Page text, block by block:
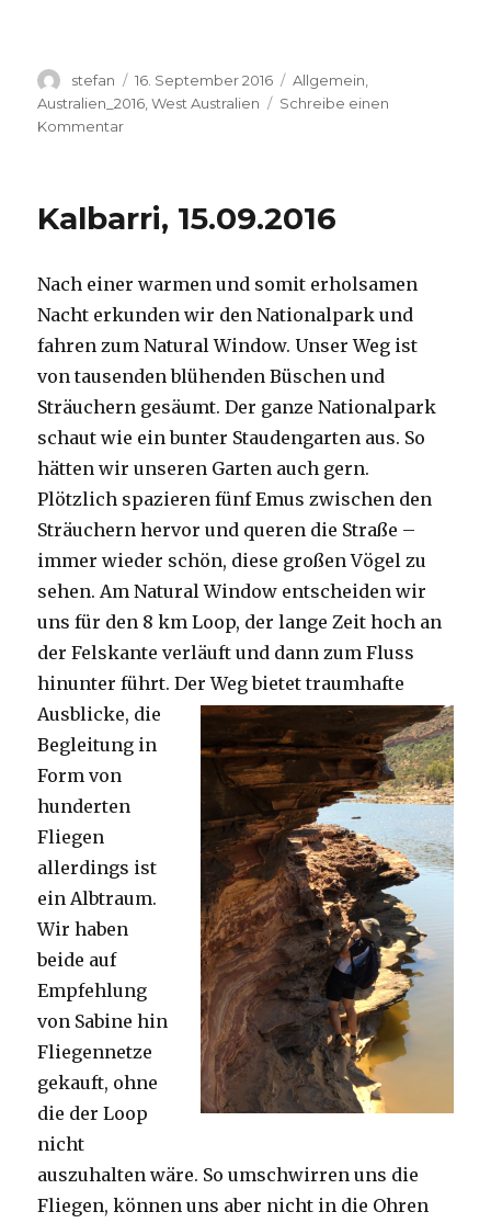
Autor
stefan
Veröffentlicht
am
16. September 2016 Kategorien
Allgemein
Australien_2016 ,West Australien
Schreibe einen
Kommentarzu
Kalbarri, 15.09.2016
Nach einer warmen und somit erholsamen
Nacht erkunden wir den Nationalpark und
fahren zum Natural Window. Unser Weg ist
von tausenden blühenden Büschen und
Sträuchern gesäumt. Der ganze Nationalpark
schaut wie ein bunter Staudengarten aus. So
hätten wir unseren Garten auch gern.
Plötzlich spazieren fünf Emus zwischen den
Sträuchern hervor und queren die Straße –
immer wieder schön, diese großen Vögel zu
sehen. Am Natural Window entscheiden wir
uns für den 8 km Loop, der lange Zeit hoch an
der Felskante verläuft und dann zum Fluss
hinunter führt. Der Weg bietet traumhafte
Ausblicke, die
Begleitung in
Form von
hunderten
Fliegen
allerdings ist
ein Albtraum.
Wir haben
beide auf
Empfehlung
von Sabine hin
Fliegennetze
gekauft, ohne
die der Loop
nicht
auszuhalten wäre. So umschwirren uns die
Fliegen, können uns aber nicht in die Ohren